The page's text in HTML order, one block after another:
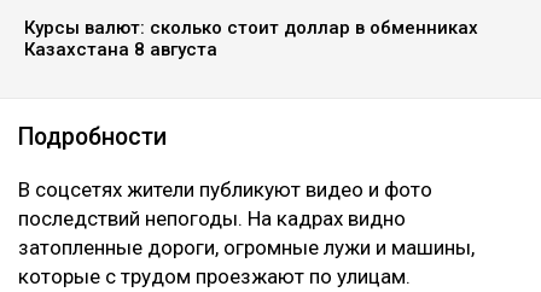
Курсы валют: сколько стоит доллар в обменниках
Казахстана 8 августа
Подробности
В соцсетях жители публикуют видео и фото
последствий непогоды. На кадрах видно
затопленные дороги, огромные лужи и машины,
которые с трудом проезжают по улицам.